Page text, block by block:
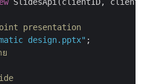
presentation
design.pptx"